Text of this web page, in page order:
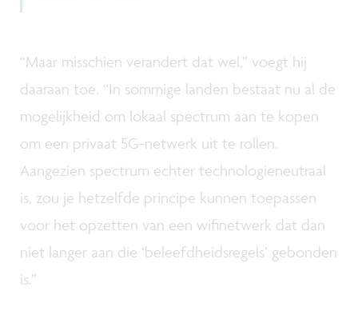
“Maar misschien verandert dat wel,” voegt hij
daaraan toe. “In sommige landen bestaat nu al de
mogelijkheid om lokaal spectrum aan te kopen
om een privaat 5G-netwerk uit te rollen.
Aangezien spectrum echter technologieneutraal
is, zou je hetzelfde principe kunnen toepassen
voor het opzetten van een wifinetwerk dat dan
niet langer aan die ‘beleefdheidsregels’ gebonden
is.”